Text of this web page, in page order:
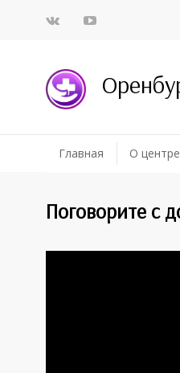
Главная О центре
Поговорите с